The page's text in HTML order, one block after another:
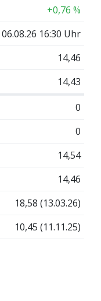
+0,76 %
06.08.26 16:30 Uhr
14,46
14,43
0
0
14,54
14,46
18,58 (13.03.26)
10,45 (11.11.25)